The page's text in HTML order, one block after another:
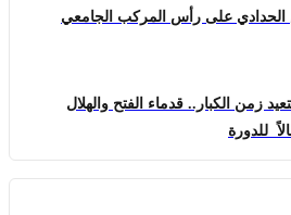
الحدادي على رأس المركب الجامعي
زمن الكبار.. قدماء الفتح والهلال
للدورة